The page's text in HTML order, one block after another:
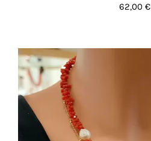
AGGIUNGI AL CARRELLO
62,00 €